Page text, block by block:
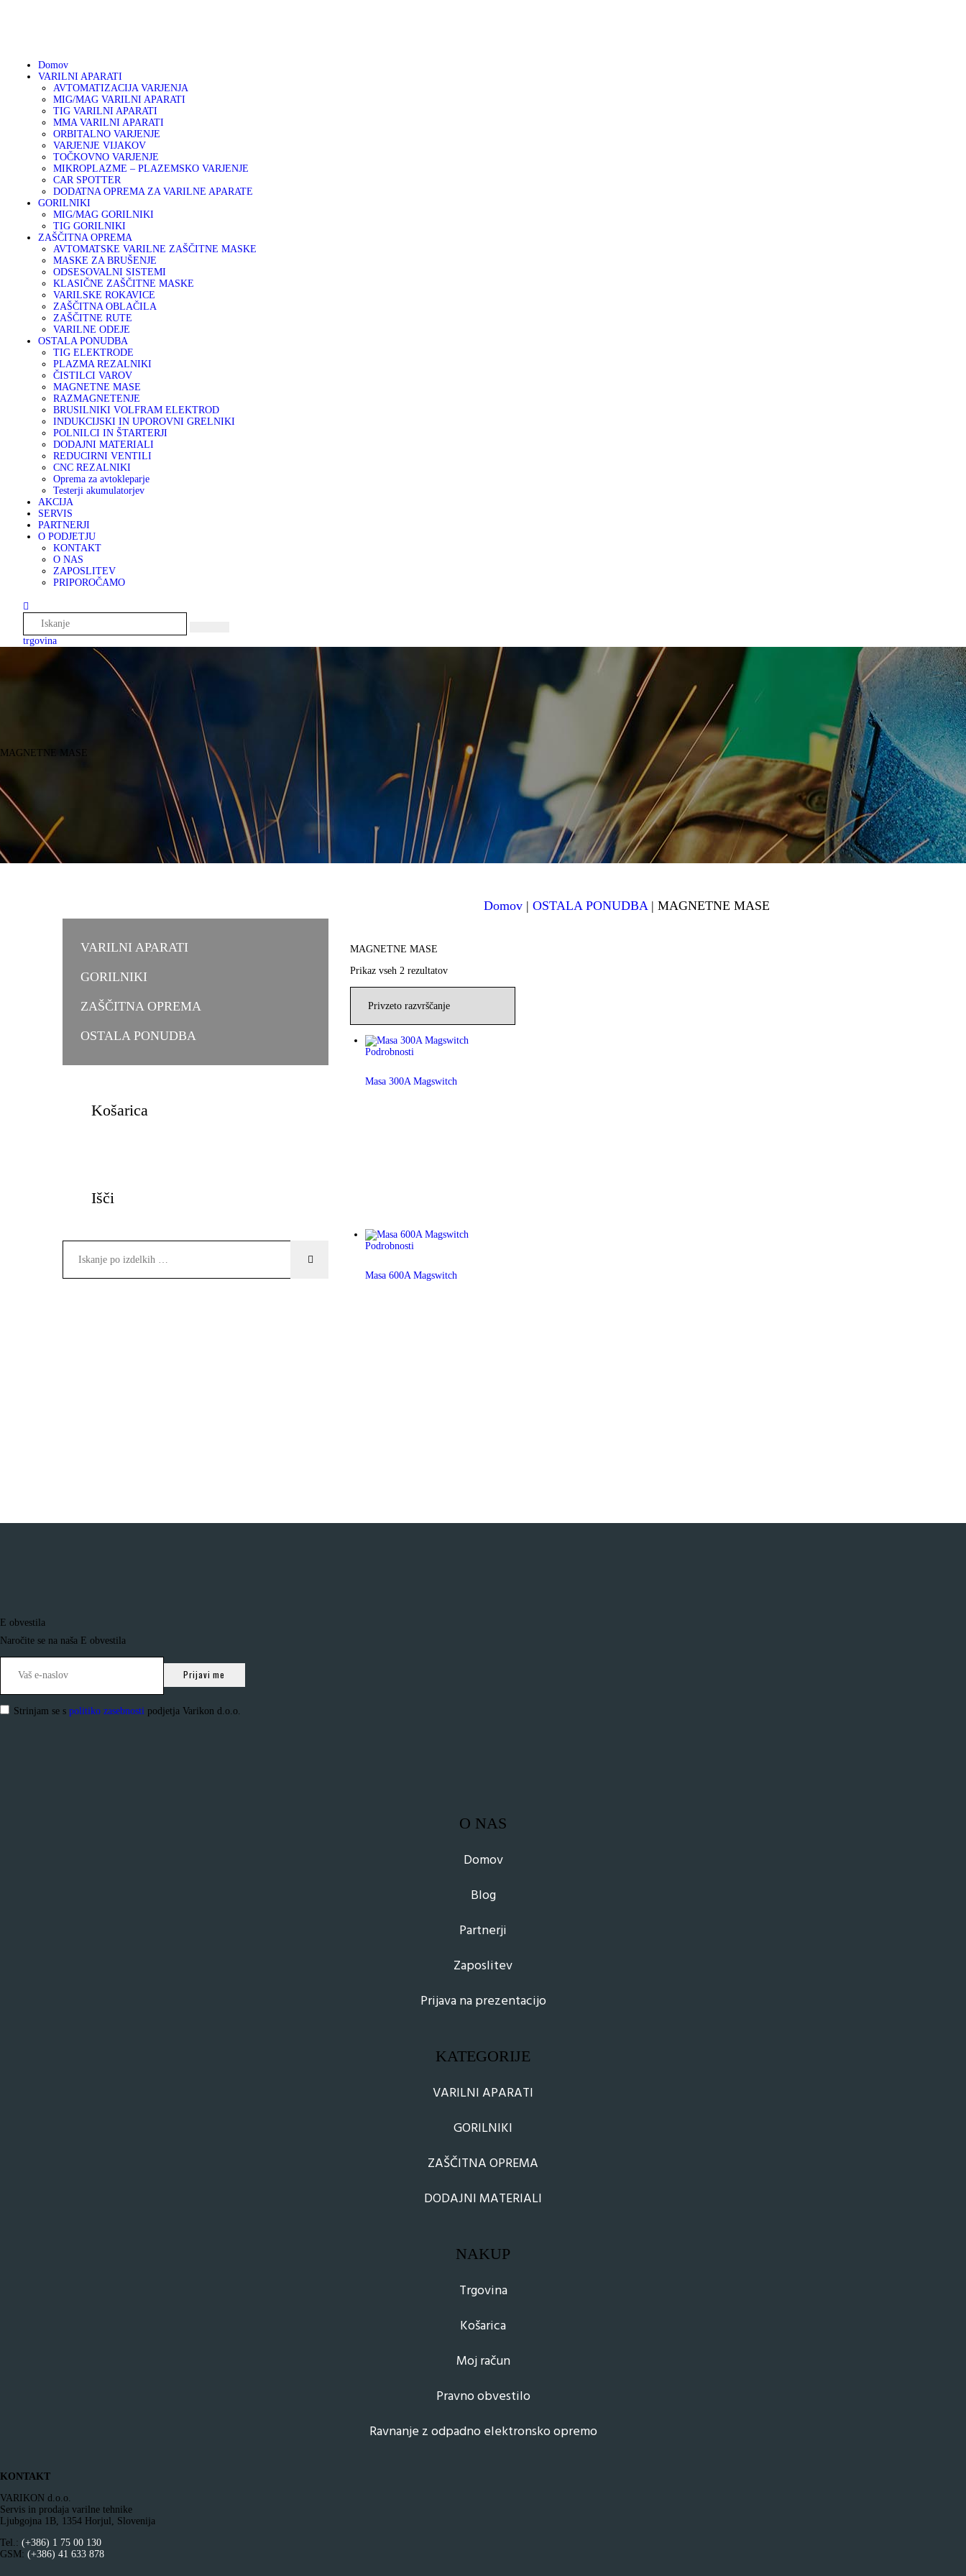
Domov
VARILNI APARATI
AVTOMATIZACIJA VARJENJA
MIG/MAG VARILNI APARATI
TIG VARILNI APARATI
MMA VARILNI APARATI
ORBITALNO VARJENJE
VARJENJE VIJAKOV
TOČKOVNO VARJENJE
MIKROPLAZME – PLAZEMSKO VARJENJE
CAR SPOTTER
DODATNA OPREMA ZA VARILNE APARATE
GORILNIKI
MIG/MAG GORILNIKI
TIG GORILNIKI
ZAŠČITNA OPREMA
AVTOMATSKE VARILNE ZAŠČITNE MASKE
MASKE ZA BRUŠENJE
ODSESOVALNI SISTEMI
KLASIČNE ZAŠČITNE MASKE
VARILSKE ROKAVICE
ZAŠČITNA OBLAČILA
ZAŠČITNE RUTE
VARILNE ODEJE
OSTALA PONUDBA
TIG ELEKTRODE
PLAZMA REZALNIKI
ČISTILCI VAROV
MAGNETNE MASE
RAZMAGNETENJE
BRUSILNIKI VOLFRAM ELEKTROD
INDUKCIJSKI IN UPOROVNI GRELNIKI
POLNILCI IN ŠTARTERJI
DODAJNI MATERIALI
REDUCIRNI VENTILI
CNC REZALNIKI
Oprema za avtokleparje
Testerji akumulatorjev
AKCIJA
SERVIS
PARTNERJI
O PODJETJU
KONTAKT
O NAS
ZAPOSLITEV
PRIPOROČAMO
trgovina
MAGNETNE MASE
Domov | OSTALA PONUDBA | MAGNETNE MASE
MAGNETNE MASE
Prikaz vseh 2 rezultatov
Podrobnosti
Masa 300A Magswitch
Podrobnosti
Masa 600A Magswitch
VARILNI APARATI
GORILNIKI
ZAŠČITNA OPREMA
OSTALA PONUDBA
Košarica
Išči
E obvestila
Naročite se na naša E obvestila
Strinjam se s politiko zasebnosti podjetja Varikon d.o.o.
O NAS
Domov
Blog
Partnerji
Zaposlitev
Prijava na prezentacijo
KATEGORIJE
VARILNI APARATI
GORILNIKI
ZAŠČITNA OPREMA
DODAJNI MATERIALI
NAKUP
Trgovina
Košarica
Moj račun
Pravno obvestilo
Ravnanje z odpadno elektronsko opremo
KONTAKT
VARIKON d.o.o.
Servis in prodaja varilne tehnike
Ljubgojna 1B, 1354 Horjul, Slovenija
Tel.: (+386) 1 75 00 130
GSM: (+386) 41 633 878